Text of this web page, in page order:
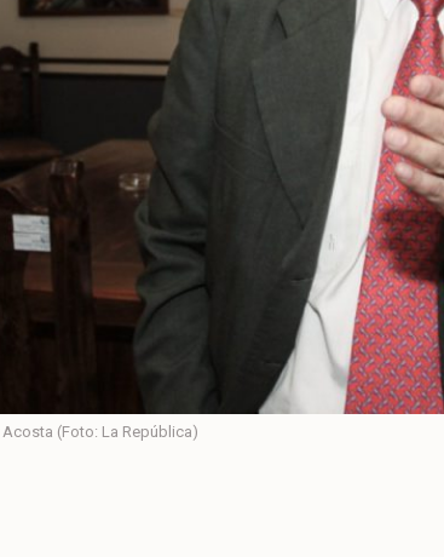
(Foto: La República)